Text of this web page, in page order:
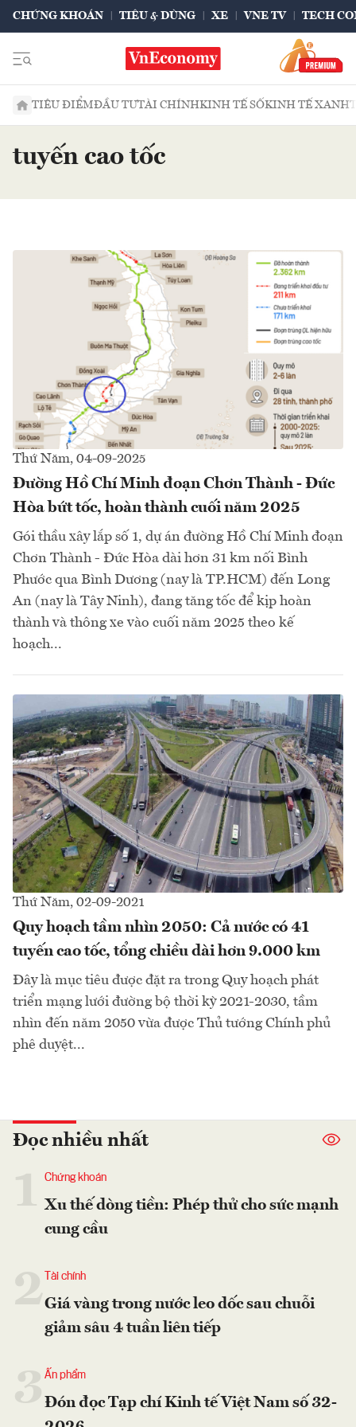
CHỨNG KHOÁN TIÊU & DÙNG XE VNE TV TECH
TIÊU ĐIỂMĐẦU TƯTÀI CHÍNHKINH TẾ SỐKINH TẾ XANH
tuyến cao tốc
Thứ Năm, 04-09-2025
Đường Hồ Chí Minh đoạn Chơn Thành - Đức
Hòa bứt tốc, hoàn thành cuối năm 2025
Gói thầu xây lắp số 1, dự án đường Hồ Chí Minh đoạn
Chơn Thành - Đức Hòa dài hơn 31 km nối Bình
Phước qua Bình Dương (nay là TP.HCM) đến Long
An (nay là Tây Ninh), đang tăng tốc để kịp hoàn
thành và thông xe vào cuối năm 2025 theo kế
hoạch...
Thứ Năm, 02-09-2021
Quy hoạch tầm nhìn 2050: Cả nước có 41
tuyến cao tốc, tổng chiều dài hơn 9.000 km
Đây là mục tiêu được đặt ra trong Quy hoạch phát
triển mạng lưới đường bộ thời kỳ 2021-2030, tầm
nhìn đến năm 2050 vừa được Thủ tướng Chính phủ
phê duyệt...
Đọc nhiều nhất
Chứng khoán
Xu thế dòng tiền: Phép thử cho sức mạnh
cung cầu
2 Tài chính
Giá vàng trong nước leo dốc sau chuỗi
giảm sâu 4 tuần liên tiếp
Ấn phẩm
Đón đọc Tạp chí Kinh tế Việt Nam số 32-